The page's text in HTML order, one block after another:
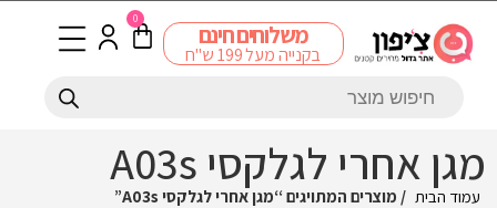
משלוחים חינם
בקנייה מעל 199 ש"ח
0
מגן אחרי לגלקסי A03s
עמוד הבית / מוצרים המתויגים “מגן אחרי לגלקסי A03s”